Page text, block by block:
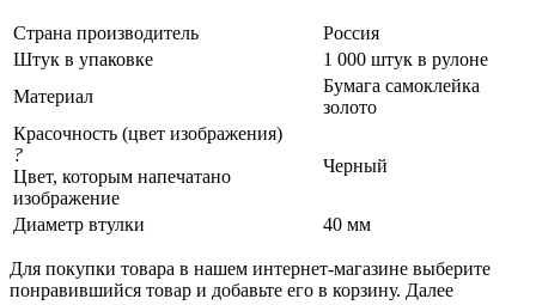
Страна производитель
Россия
Штук в упаковке
1 000 штук в рулоне
Материал
Бумага самоклейка
золото
Красочность (цвет изображения)
?
Цвет, которым напечатано
изображение
Черный
Диаметр втулки 40 мм
Для покупки товара в нашем интернет-магазине выберите
понравившийся товар и добавьте его в корзину. Далее